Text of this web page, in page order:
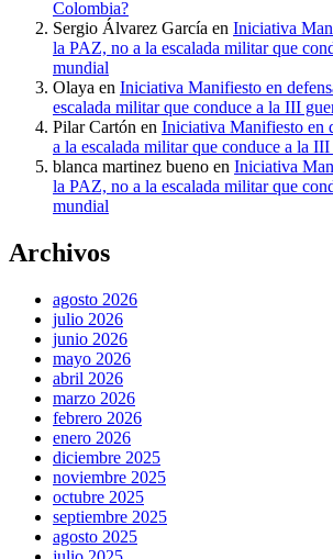
Colombia?
Sergio Álvarez García en Iniciativa
la PAZ, no a la escalada militar que
mundial
Olaya en Iniciativa Manifiesto en
escalada militar que conduce a la III
Pilar Cartón en Iniciativa Manifiesto en
a la escalada militar que conduce a la
blanca martinez bueno en Iniciativa
la PAZ, no a la escalada militar que
mundial
Archivos
agosto 2026
julio 2026
junio 2026
mayo 2026
abril 2026
marzo 2026
febrero 2026
enero 2026
diciembre 2025
noviembre 2025
octubre 2025
septiembre 2025
agosto 2025